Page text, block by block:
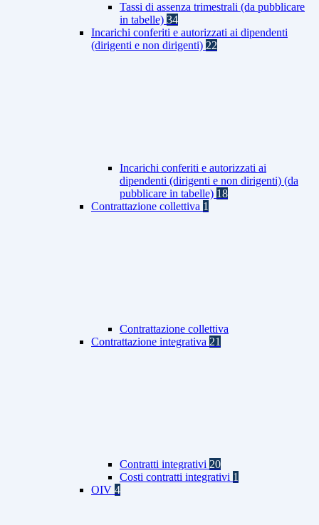
Tassi di assenza trimestrali (da pubblicare
in tabelle) 34
Incarichi conferiti e autorizzati ai dipendenti
(dirigenti e non dirigenti) 22
Incarichi conferiti e autorizzati ai
dipendenti (dirigenti e non dirigenti) (da
pubblicare in tabelle) 18
Contrattazione collettiva 1
Contrattazione collettiva
Contrattazione integrativa 21
Contratti integrativi 20
Costi contratti integrativi 1
OIV 4